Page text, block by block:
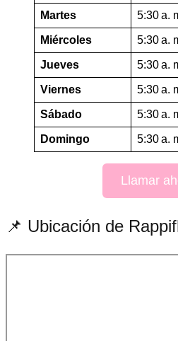
Martes 5:30 a.
Miércoles 5:30 a.
Jueves 5:30 a.
Viernes 5:30 a.
Sábado 5:30 a.
Domingo 5:30 a.
Llamar
📌 Ubicación de